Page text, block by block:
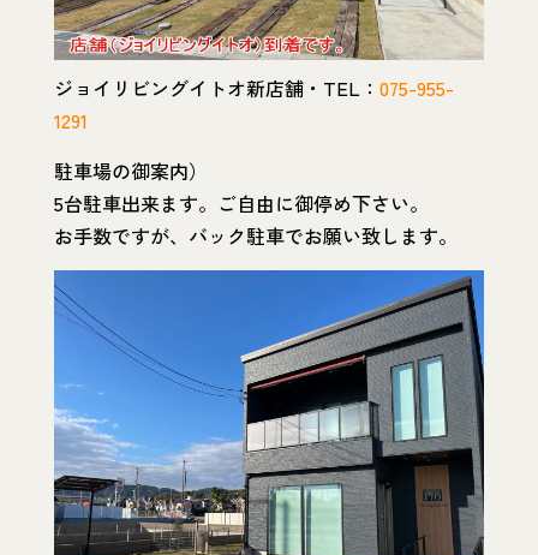
ジョイリビングイトオ新店舗・TEL： 075-955-
1291
駐車場の御案内）
5台駐車出来ます。ご自由に御停め下さい。
お手数ですが、バック駐車でお願い致します。